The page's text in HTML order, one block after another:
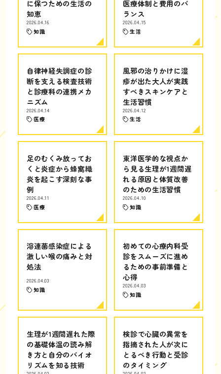
に保つための生活の
知恵
2026.04.16
知識
医療体制と費用のバ
ランス
2026.04.15
生活
自律神経失調症の診
断を支える検査技術
と診療科の連携メカ
ニズム
2026.04.14
医療
風邪の治りかけに湿
疹が出た大人が実践
すべきスキンケアと
生活習慣
2026.04.12
生活
足のむくみ放ってお
くと炎症から蜂窩織
炎を起こす深刻な事
例
2026.04.11
医療
東洋医学的な視点か
ら見る生理が1週間遅
れる原因と体質改善
のための生活習慣
2026.04.10
知識
溶連菌感染症による
激しい喉の痛みと対
処法
2026.04.03
知識
初めての心療内科受
診をスムーズに進め
るための事前準備と
心得
2026.04.03
知識
生理が1週間遅れた際
の基礎体温の読み解
き方と自分のバイオ
リズムを知る技術
検診で心臓の異常を
指摘された人が次に
とるべき行動と受診
のタイミング